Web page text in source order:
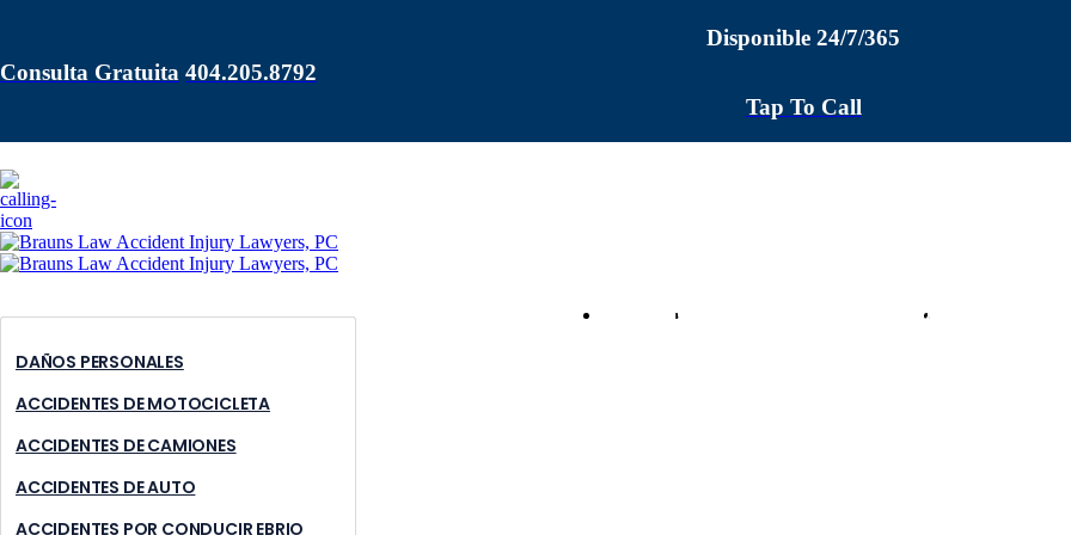
Disponible 24/7/365
Consulta Gratuita 404.205.8792
Tap To Call
INICIO ACERCA DE NOSOTROS
ABOGADO DAVID BRAUNS
DAÑOS PERSONALES
ACCIDENTES DE MOTOCICLETA
ACCIDENTES DE CAMIONES
ACCIDENTES DE AUTO
ACCIDENTES POR CONDUCIR EBRIO